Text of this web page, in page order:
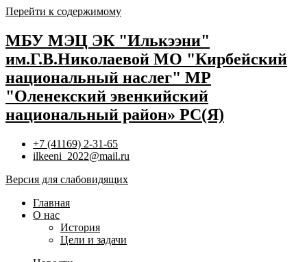
Перейти к содержимому
МБУ МЭЦ ЭК "Илькээни"
им.Г.В.Николаевой МО "Кирбейский
национальный наслег" МР
"Оленекский эвенкийский
национальный район» РС(Я)
+7 (41169) 2-31-65
ilkeeni_2022@mail.ru
Версия для слабовидящих
Главная
О нас
История
Цели и задачи